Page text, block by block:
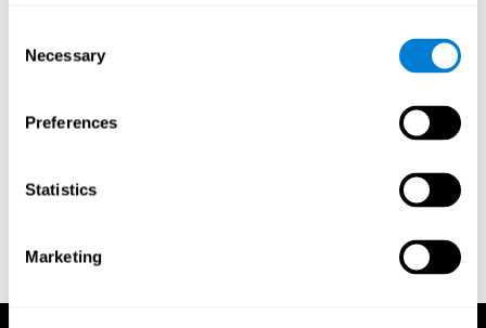
Selection
Necessary
Preferences
Statistics
Marketing
المراجع
Corsi, P.M. (1972). Human memory and the medial temporal
region of the brain (Ph.D.). McGill University.
L. J.; de Haan, E. H. F (2000). "The Corsi Block-Tapping Task:
Standardization and Normative Data". Applied
Wechsler, D. (1945). Wechsler memory scale. Psychological
Corporation